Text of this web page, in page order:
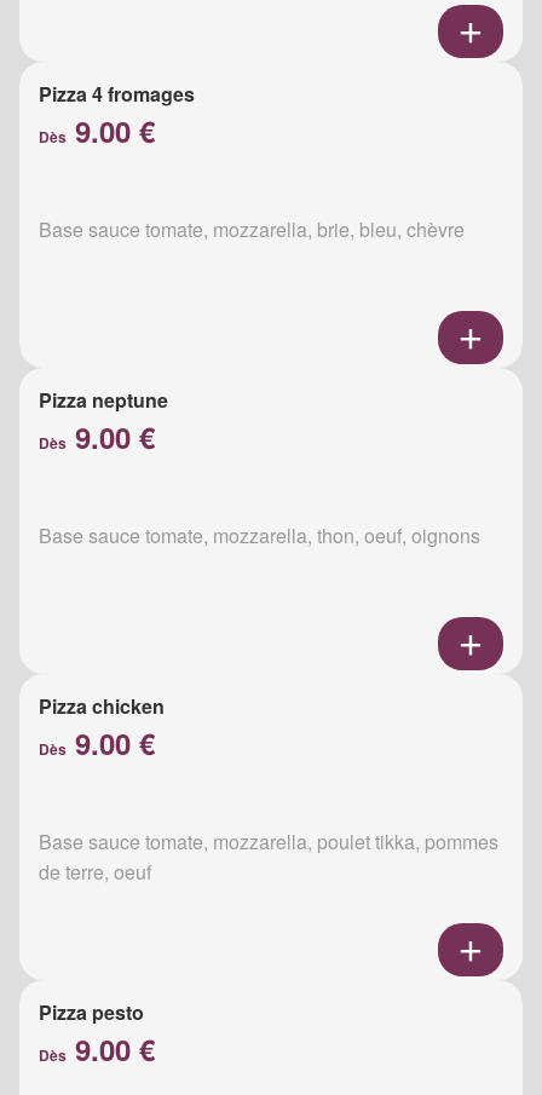
Pizza 4 fromages
Dès 9.00 €
Base sauce tomate, mozzarella, brie, bleu, chèvre
Pizza neptune
Dès 9.00 €
Base sauce tomate, mozzarella, thon, oeuf, oignons
Pizza chicken
Dès 9.00 €
Base sauce tomate, mozzarella, poulet tikka, pommes
de terre, oeuf
Pizza pesto
Dès 9.00 €